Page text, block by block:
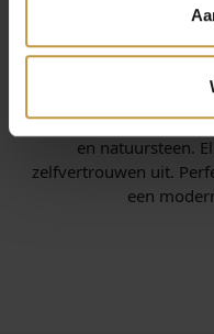
Aze Jewels staat voor
De armbanden en
en natuursteen.
zelfvertrouwen uit.
een